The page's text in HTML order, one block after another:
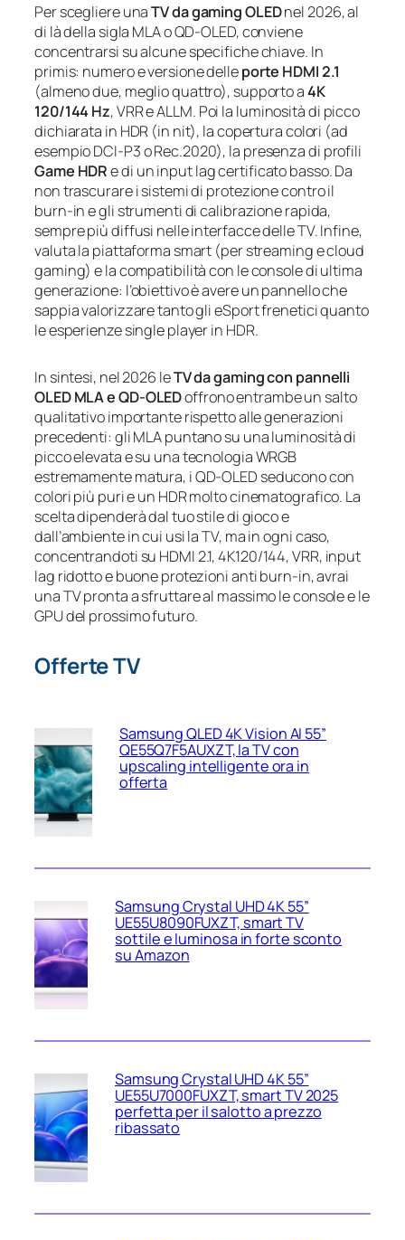
Per scegliere unaTV da gaming OLEDnel 2026, al
di là della sigla MLA o QD‑OLED, conviene
concentrarsi su alcune specifiche chiave. In
primis: numero e versione delleporte HDMI 2.1
(almeno due, meglio quattro), supporto a4K
120/144 Hz, VRR e ALLM. Poi la luminosità di picco
dichiarata in HDR (in nit), la copertura colori (ad
esempio DCI‑P3 o Rec.2020), la presenza di profili
Game HDRe di un input lag certificato basso. Da
non trascurare i sistemi di protezione contro il
burn‑in e gli strumenti di calibrazione rapida,
sempre più diffusi nelle interfacce delle TV. Infine,
valuta la piattaforma smart (per streaming e cloud
gaming) e la compatibilità con le console di ultima
generazione: l’obiettivo è avere un pannello che
sappia valorizzare tanto gli eSport frenetici quanto
le esperienze single player in HDR.
In sintesi, nel 2026 leTV da gaming con pannelli
OLED MLA e QD‑OLEDoffrono entrambe un salto
qualitativo importante rispetto alle generazioni
precedenti: gli MLA puntano su una luminosità di
picco elevata e su una tecnologia WRGB
estremamente matura, i QD‑OLED seducono con
colori più puri e un HDR molto cinematografico. La
scelta dipenderà dal tuo stile di gioco e
dall’ambiente in cui usi la TV, ma in ogni caso,
concentrandoti su HDMI 2.1, 4K120/144, VRR, input
lag ridotto e buone protezioni anti burn‑in, avrai
una TV pronta a sfruttare al massimo le console e le
GPU del prossimo futuro.
Offerte TV
Samsung QLED 4K Vision AI 55”
QE55Q7F5AUXZT, la TV con
upscaling intelligente ora in
offerta
Samsung Crystal UHD 4K 55”
UE55U8090FUXZT, smart TV
sottile e luminosa in forte sconto
su Amazon
Samsung Crystal UHD 4K 55”
UE55U7000FUXZT, smart TV 2025
perfetta per il salotto a prezzo
ribassato